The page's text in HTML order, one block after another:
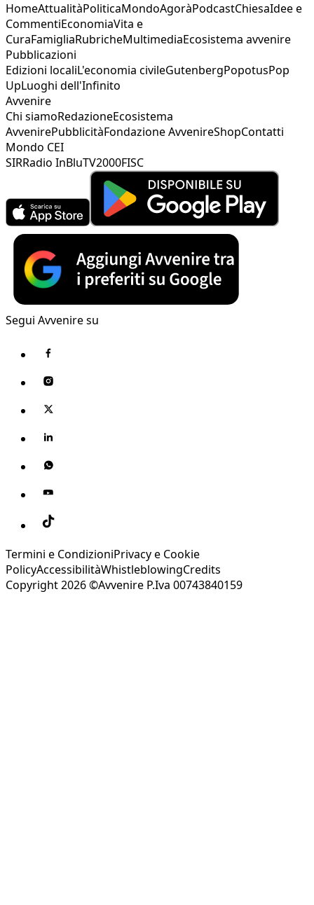
HomeAttualitàPoliticaMondoAgoràPodcastChiesaIdee e
CommentiEconomiaVita e
CuraFamigliaRubricheMultimediaEcosistema avvenire
Pubblicazioni
Edizioni localiL'economia civileGutenbergPopotusPop
UpLuoghi dell'Infinito
Avvenire
Chi siamoRedazioneEcosistema
AvvenirePubblicitàFondazione AvvenireShopContatti
Mondo CEI
SIRRadio InBluTV2000FISC
Segui Avvenire su
Termini e CondizioniPrivacy e Cookie
PolicyAccessibilitàWhistleblowingCredits
Copyright 2026 ©Avvenire P.Iva 00743840159